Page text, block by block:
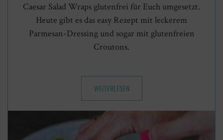
Caesar Salad Wraps glutenfrei für Euch umgesetzt.
Heute gibt es das easy Rezept mit leckerem
Parmesan-Dressing und sogar mit glutenfreien
Croutons.
WEITERLESEN